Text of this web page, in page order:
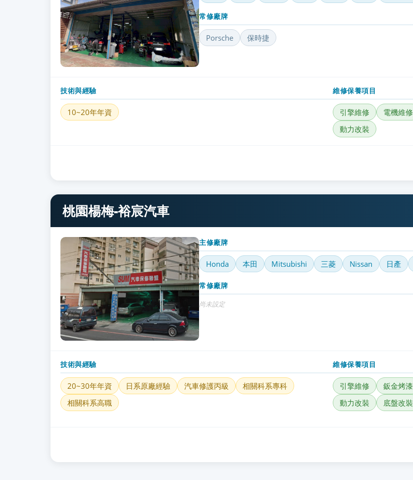
常修廠牌
Porsche 保時捷
技術與經驗
10~20年年資
維修保養項目
引擎維修 電機維修
動力改裝
桃園楊梅-裕宸汽車
主修廠牌
Honda 本田 Mitsubishi 三菱 Nissan 日產
常修廠牌
尚未設定
技術與經驗
20~30年年資 日系原廠經驗 汽車修護丙級
相關科系專科
相關科系高職
維修保養項目
引擎維修 鈑金烤漆
動力改裝
底盤改裝